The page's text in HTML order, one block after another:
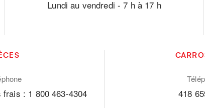
Lundi au vendredi - 7 h à 17 h
: 1 800 463-4304 418